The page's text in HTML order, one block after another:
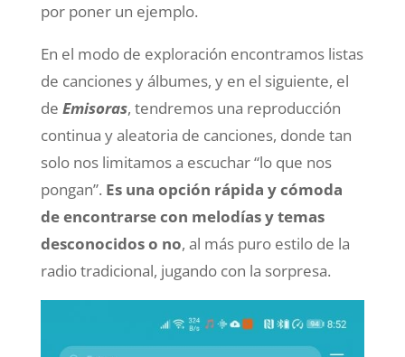
por poner un ejemplo.
En el modo de exploración encontramos listas
de canciones y álbumes, y en el siguiente, el
de Emisoras, tendremos una reproducción
continua y aleatoria de canciones, donde tan
solo nos limitamos a escuchar “lo que nos
pongan”. Es una opción rápida y cómoda
de encontrarse con melodías y temas
desconocidos o no, al más puro estilo de la
radio tradicional, jugando con la sorpresa.